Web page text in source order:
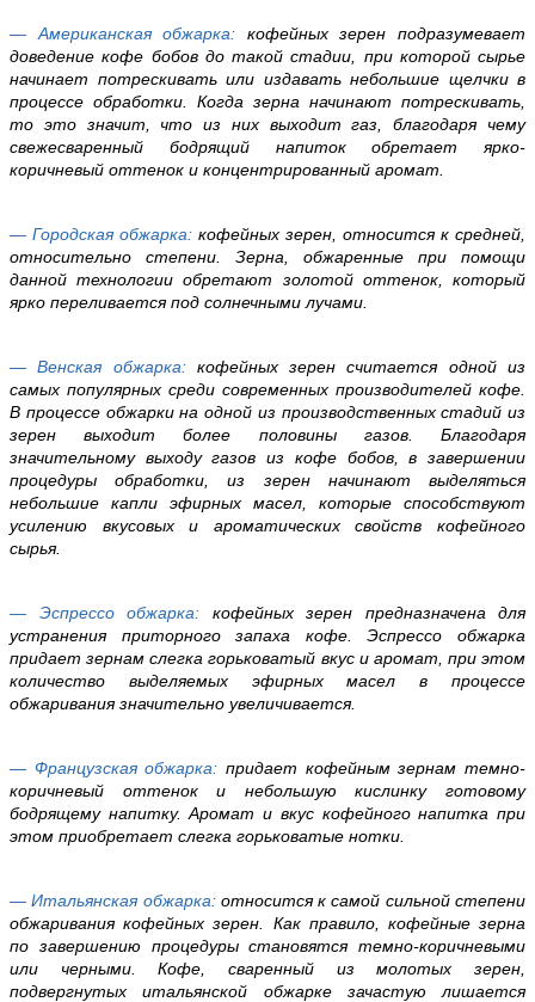
— Американская обжарка: кофейных зерен подразумевает
доведение кофе бобов до такой стадии, при которой сырье
начинает потрескивать или издавать небольшие щелчки в
процессе обработки. Когда зерна начинают потрескивать,
то это значит, что из них выходит газ, благодаря чему
свежесваренный бодрящий напиток обретает ярко-
коричневый оттенок и концентрированный аромат.
— Городская обжарка: кофейных зерен, относится к средней,
относительно степени. Зерна, обжаренные при помощи
данной технологии обретают золотой оттенок, который
ярко переливается под солнечными лучами.
— Венская обжарка: кофейных зерен считается одной из
самых популярных среди современных производителей кофе.
В процессе обжарки на одной из производственных стадий из
зерен выходит более половины газов. Благодаря
значительному выходу газов из кофе бобов, в завершении
процедуры обработки, из зерен начинают выделяться
небольшие капли эфирных масел, которые способствуют
усилению вкусовых и ароматических свойств кофейного
сырья.
— Эспрессо обжарка: кофейных зерен предназначена для
устранения приторного запаха кофе. Эспрессо обжарка
придает зернам слегка горьковатый вкус и аромат, при этом
количество выделяемых эфирных масел в процессе
обжаривания значительно увеличивается.
— Французская обжарка: придает кофейным зернам темно-
коричневый оттенок и небольшую кислинку готовому
бодрящему напитку. Аромат и вкус кофейного напитка при
этом приобретает слегка горьковатые нотки.
— Итальянская обжарка:относится к самой сильной степени
обжаривания кофейных зерен. Как правило, кофейные зерна
по завершению процедуры становятся темно-коричневыми
или черными. Кофе, сваренный из молотых зерен,
подвергнутых итальянской обжарке зачастую лишается